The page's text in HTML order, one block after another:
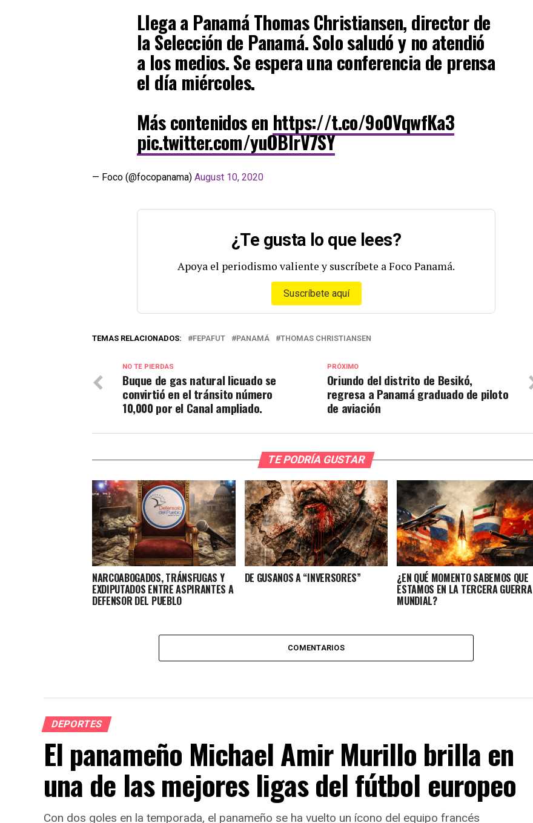
Llega a Panamá Thomas Christiansen, director de
la Selección de Panamá. Solo saludó y no atendió
a los medios. Se espera una conferencia de prensa
el día miércoles.
Más contenidos en https://t.co/9o0VqwfKa3
pic.twitter.com/yuOBlrV7SY
— Foco (@focopanama) August 10, 2020
¿Te gusta lo que lees?
Apoya el periodismo valiente y suscríbete a Foco Panamá.
Suscríbete aquí
TEMAS RELACIONADOS: FEPAFUT PANAMÁ THOMAS CHRISTIANSEN
PRÓXIMO
Oriundo del distrito de Besikó,
regresa a Panamá graduado de piloto
de aviación
NO TE PIERDAS
Buque de gas natural licuado se
convirtió en el tránsito número
10,000 por el Canal ampliado.
TE PODRÍA GUSTAR
NARCOABOGADOS, TRÁNSFUGAS Y
EXDIPUTADOS ENTRE ASPIRANTES A
DEFENSOR DEL PUEBLO
DE GUSANOS A “INVERSORES” ¿EN QUÉ MOMENTO SABEMOS QUE
ESTAMOS EN LA TERCERA GUERRA
MUNDIAL?
COMENTARIOS
DEPORTES
El panameño Michael Amir Murillo brilla en
una de las mejores ligas del fútbol europeo
Con dos goles en la temporada, el panameño se ha vuelto un ícono del equipo francés